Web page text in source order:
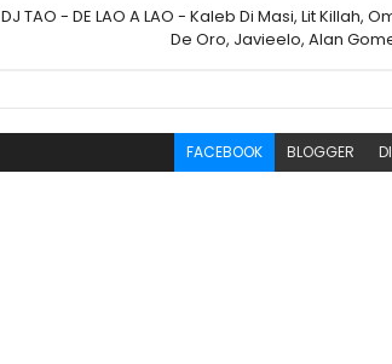
DJ TAO - DE LAO A LAO - Kaleb Di Masi, Lit Killah,
De Oro, Javieelo, Alan
FACEBOOK BLOGGER